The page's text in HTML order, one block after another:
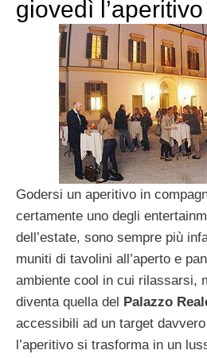
giovedì
Godersi un aperitivo in
certamente uno degli
dell’estate, sono sempre più
muniti di tavolini all’aperto e
ambiente cool in cui rilassarsi,
diventa quella del
Palazzo
accessibili ad un target
l’aperitivo si trasforma in un